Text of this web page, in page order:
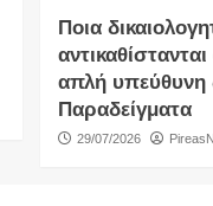
Ποια
απλή
Παραδείγματα
29/07/2026